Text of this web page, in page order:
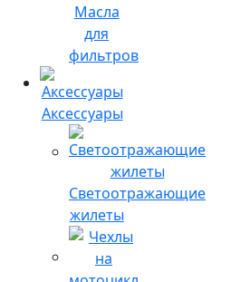
Масла
для
фильтров
Аксессуары
Светоотражающие
жилеты